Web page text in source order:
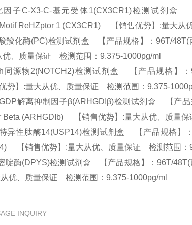
子C-X3-C-基元受体1(CX3CR1)检测试剂盒
ReHZptor 1 (CX3CR1) 【销售优势】:量大
化酶(PC)检测试剂盒 【产品规格】：96T/
优、质量保证 检测范围：9.375-1000pg/ml
源物2(NOTCH2)检测试剂盒 【产品规格】
势】:量大从优、质量保证 检测范围：9.375-
解离抑制因子β(ARHGDIβ)检测试剂盒 【产
Beta (ARHGDIb) 【销售优势】:量大从优、质量
异性肽酶14(USP14)检测试剂盒 【产品规格】
【销售优势】:量大从优、质量保证 检测范围
酶(DPYS)检测试剂盒 【产品规格】：96T/
优、质量保证 检测范围：9.375-1000pg/ml
INQUIRY